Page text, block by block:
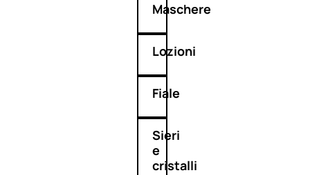
Maschere
Lozioni
Fiale
Sieri
e
cristalli